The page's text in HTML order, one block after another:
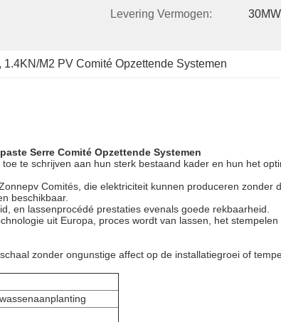
Levering Vermogen:
, 1.4KN/M2 PV Comité Opzettende Systemen
Serre Comité Opzettende Systemen
te schrijven aan hun sterk bestaand kader en hun het
Comités, die elektriciteit kunnen produceren
beschikbaar.
en lassenprocédé prestaties evenals goede rekbaarheid.
uit Europa, proces wordt van lassen, het
zonder ongunstige affect op de installatiegroei of